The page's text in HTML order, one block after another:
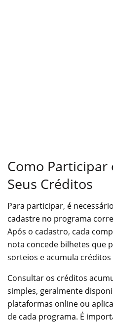
Como
Seus Créditos
Para participar, é
cadastre no programa
Após o cadastro, cada
nota concede bilhetes que
sorteios e acumula créditos
Consultar os créditos
simples, geralmente
plataformas online ou
de cada programa. É